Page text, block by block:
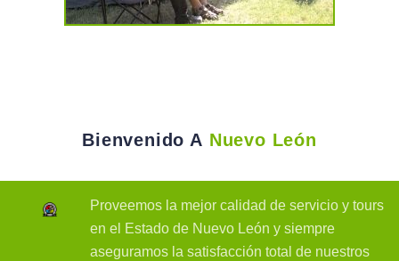
Bienvenido A Nuevo León
Proveemos la mejor calidad de servicio y tours
en el Estado de Nuevo León y siempre
aseguramos la satisfacción total de nuestros